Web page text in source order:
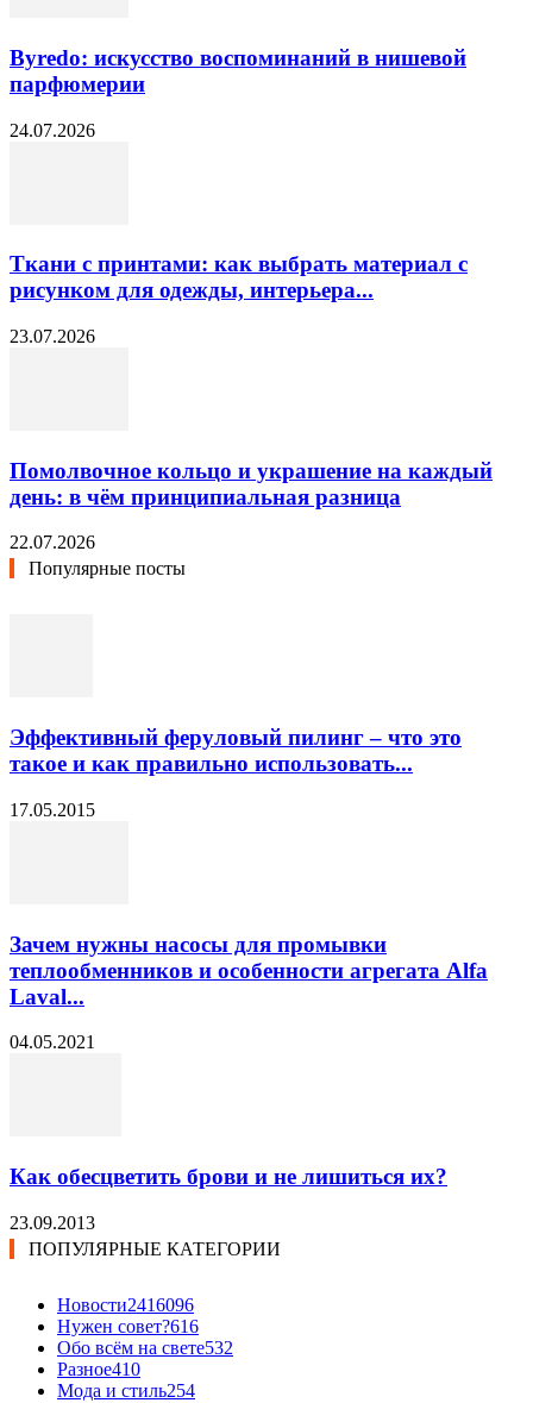
Byredo: искусство воспоминаний в нишевой
парфюмерии
24.07.2026
Ткани с принтами: как выбрать материал с
рисунком для одежды, интерьера...
23.07.2026
Помолвочное кольцо и украшение на каждый
день: в чём принципиальная разница
22.07.2026
Популярные посты
Эффективный феруловый пилинг – что это
такое и как правильно использовать...
17.05.2015
Зачем нужны насосы для промывки
теплообменников и особенности агрегата Alfa
Laval...
04.05.2021
Как обесцветить брови и не лишиться их?
23.09.2013
ПОПУЛЯРНЫЕ КАТЕГОРИИ
Новости2416096
Нужен совет?616
Обо всём на свете532
Разное410
Мода и стиль254